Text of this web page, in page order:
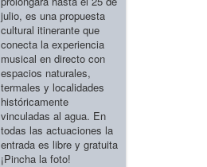
julio, es una propuesta
cultural itinerante que
conecta la experiencia
musical en directo con
espacios naturales,
termales y localidades
históricamente
vinculadas al agua. En
todas las actuaciones la
entrada es libre y gratuita
¡Pincha la foto!